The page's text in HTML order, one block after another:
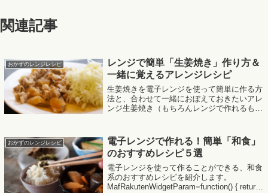
関連記事
おかずのレンジレシピ
レンジで簡単「生姜焼き」作り方＆
一緒に覚えるアレンジレシピ
生姜焼きを電子レンジを使って簡単に作る方
法と、合わせて一緒におぼえておきたいアレ
ンジ生姜焼き（もちろんレンジで作れるもの
size:'...
おかずのレンジレシピ
電子レンジで作れる！簡単「和食」
のおすすめレシピ５選
電子レンジを使って作ることができる、和食
系のおすすめレシピを紹介します。
MafRakutenWidgetParam=function() { return{